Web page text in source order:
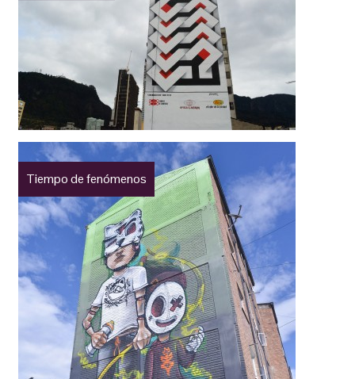
Tiempo de fenómenos